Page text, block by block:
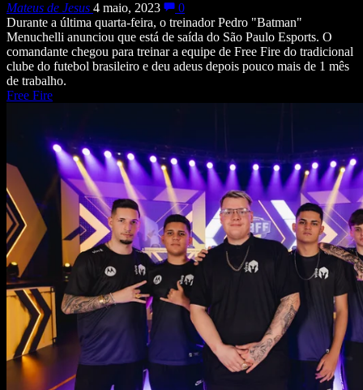
Mateus de Jesus 4 maio, 2023
0
Durante a última quarta-feira, o treinador Pedro "Batman"
Menuchelli anunciou que está de saída do São Paulo Esports. O
comandante chegou para treinar a equipe de Free Fire do tradicional
clube do futebol brasileiro e deu adeus depois pouco mais de 1 mês
de trabalho.
Free Fire